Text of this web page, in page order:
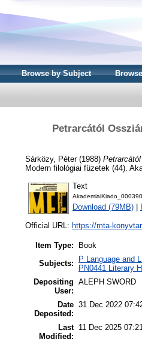
Browse by Subject
Petrarcától
Sárközy, Péter(1988)
Modern filológiai füzetek (44).
Text
Download (79MB)
Official URL: https://mta-
Item Type:
Book
Subjects:
P Language and
PN0441 Literary
Depositing
User:
ALEPH SWORD
Date
Deposited:
31 Dec 2022
Last
Modified:
11 Dec 2025